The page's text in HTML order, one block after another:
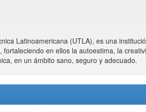
Latinoamericana (UTLA), es una
fortaleciendo en ellos la autoestima, la
en un ámbito sano, seguro y adecuado.